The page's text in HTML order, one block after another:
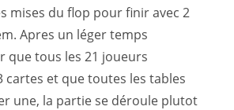
mises du flop pour finir avec 2
Apres un léger temps
que tous les 21 joueurs
et que toutes les tables
une, la partie se déroule plutot